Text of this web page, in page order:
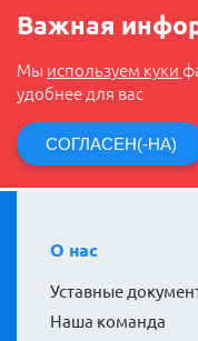
Важная
Мы используем куки
удобнее для вас
СОГЛАСЕН(-НА)
О нас
Уставные
Наша команда